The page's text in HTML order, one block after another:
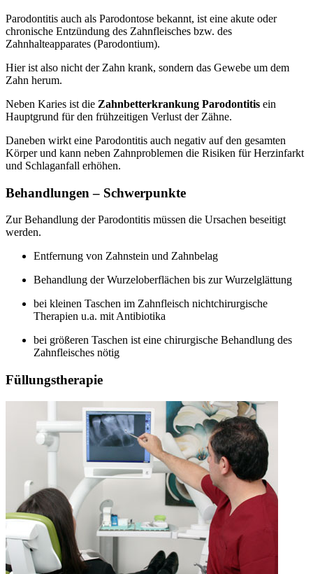
Parodontitis auch als Parodontose bekannt, ist eine akute oder
chronische Entzündung des Zahnfleisches bzw. des
Zahnhalteapparates (Parodontium).
Hier ist also nicht der Zahn krank, sondern das Gewebe um dem
Zahn herum.
Neben Karies ist die Zahnbetterkrankung Parodontitis ein
Hauptgrund für den frühzeitigen Verlust der Zähne.
Daneben wirkt eine Parodontitis auch negativ auf den gesamten
Körper und kann neben Zahnproblemen die Risiken für Herzinfarkt
und Schlaganfall erhöhen.
Behandlungen – Schwerpunkte
Zur Behandlung der Parodontitis müssen die Ursachen beseitigt
werden.
Entfernung von Zahnstein und Zahnbelag
Behandlung der Wurzeloberflächen bis zur Wurzelglättung
bei kleinen Taschen im Zahnfleisch nichtchirurgische
Therapien u.a. mit Antibiotika
bei größeren Taschen ist eine chirurgische Behandlung des
Zahnfleisches nötig
Füllungstherapie